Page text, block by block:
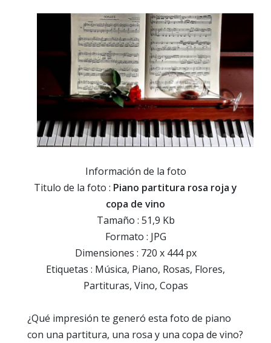
Información de la foto
Titulo de la foto : Piano partitura rosa roja y
copa de vino
Tamaño : 51,9 Kb
Formato : JPG
Dimensiones : 720 x 444 px
Etiquetas : Música, Piano, Rosas, Flores,
Partituras, Vino, Copas
¿Qué impresión te generó esta foto de piano
con una partitura, una rosa y una copa de vino?